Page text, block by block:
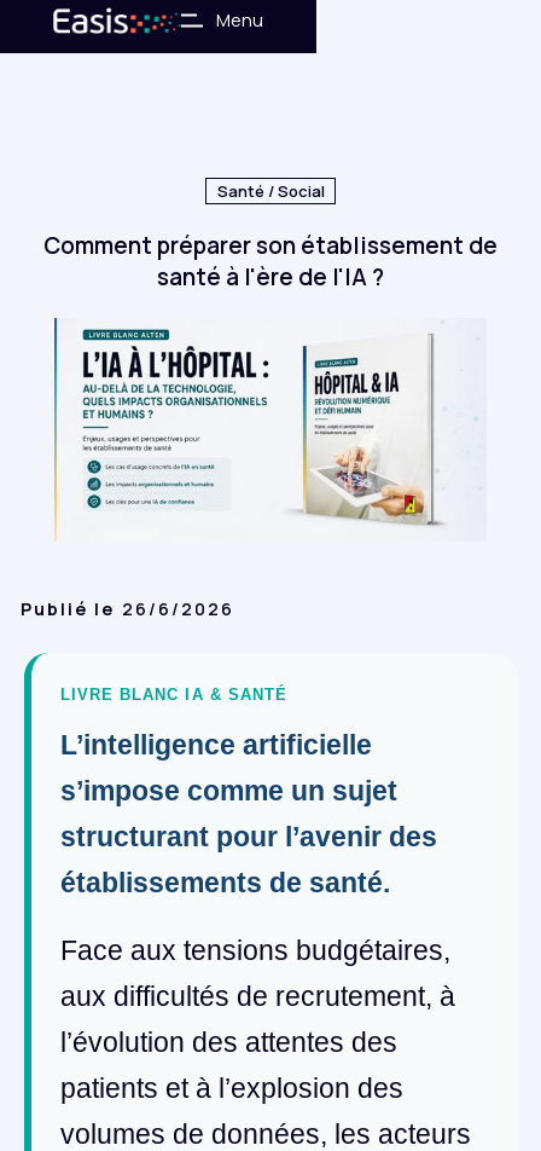
Menu
social
des
by
No items found.
Santé / Social
Comment préparer son établissement de
santé à l'ère de l'IA ?
Publié le 26/6/2026
LIVRE BLANC IA & SANTÉ
L’intelligence artificielle
s’impose comme un sujet
structurant pour l’avenir des
établissements de santé.
Face aux tensions budgétaires,
aux difficultés de recrutement, à
l’évolution des attentes des
patients et à l’explosion des
volumes de données, les acteurs